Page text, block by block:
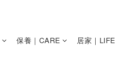
保養｜CARE 居家｜LIFE